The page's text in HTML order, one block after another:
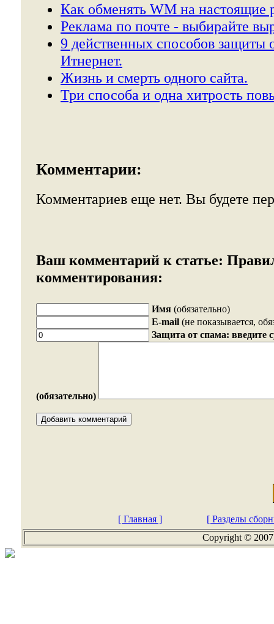
Как обменять WM на настоящие
Реклама по почте - выбирайте
9 действенных способов защиты
Итнернет.
Жизнь и смерть одного сайта.
Три способа и одна хитрость
Комментарии:
Комментариев еще нет. Вы будете
Ваш комментарий к статье:
комментирования:
Имя (обязательно)
E-mail (не показывается,
Защита от спама: введите
(обязательно)
[ Главная ]
[ Разделы
Copyright ©